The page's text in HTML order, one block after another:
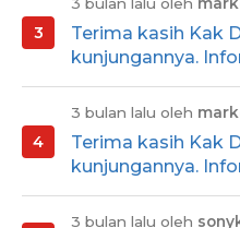
Terima kasih Kak
kunjungannya.
3 bulan lalu oleh
Terima kasih Kak
kunjungannya.
3 bulan lalu oleh